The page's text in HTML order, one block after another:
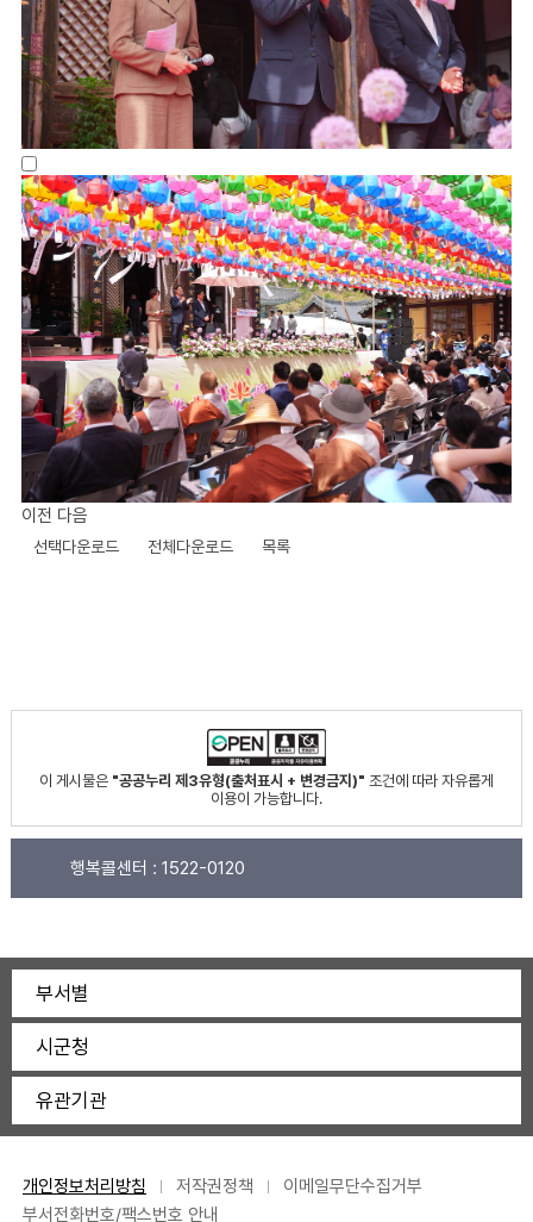
이전 다음
선택다운로드 전체다운로드 목록
이 게시물은 "공공누리 제3유형(출처표시 + 변경금지)" 조건에 따라 자유롭게
이용이 가능합니다.
행복콜센터 : 1522-0120
부서별
시군청
유관기관
개인정보처리방침 저작권정책
이메일무단수집거부
부서전화번호/팩스번호 안내